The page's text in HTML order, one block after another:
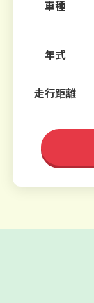
車種
年式
走行距離